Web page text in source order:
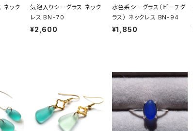
ネック
気泡入りシーグラス ネック
レス BN-70
¥2,600
水色系シーグラス（ビーチグ
ラス） ネックレス BN-94
¥1,850